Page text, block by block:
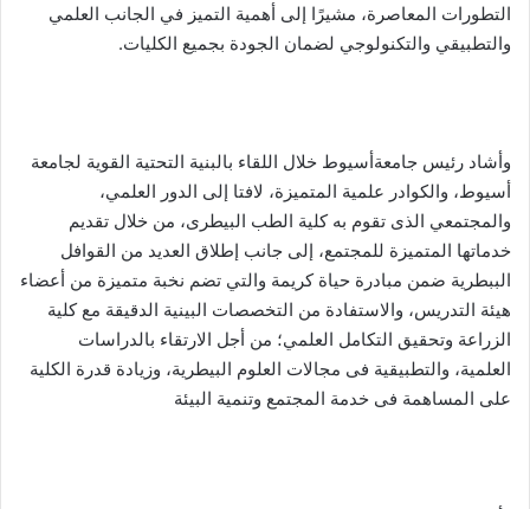
التطورات المعاصرة، مشيرًا إلى أهمية التميز في الجانب العلمي
والتطبيقي والتكنولوجي لضمان الجودة بجميع الكليات.
وأشاد رئيس جامعةأسيوط خلال اللقاء بالبنية التحتية القوية لجامعة
أسيوط، والكوادر علمية المتميزة، لافتا إلى الدور العلمي،
والمجتمعي الذى تقوم به كلية الطب البيطرى، من خلال تقديم
خدماتها المتميزة للمجتمع، إلى جانب إطلاق العديد من القوافل
الببطرية ضمن مبادرة حياة كريمة والتي تضم نخبة متميزة من أعضاء
هيئة التدريس، والاستفادة من التخصصات البينية الدقيقة مع كلية
الزراعة وتحقيق التكامل العلمي؛ من أجل الارتقاء بالدراسات
العلمية، والتطبيقية فى مجالات العلوم البيطرية، وزيادة قدرة الكلية
على المساهمة فى خدمة المجتمع وتنمية البيئة